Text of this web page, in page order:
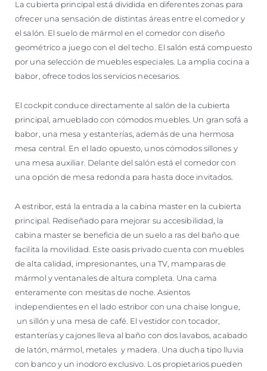
La cubierta principal está dividida en diferentes zonas para
ofrecer una sensación de distintas áreas entre el comedor y
el salón. El suelo de mármol en el comedor con diseño
geométrico a juego con el del techo. El salón está compuesto
por una selección de muebles especiales. La amplia cocina a
babor, ofrece todos los servicios necesarios.
El cockpit conduce directamente al salón de la cubierta
principal, amueblado con cómodos muebles. Un gran sofá a
babor, una mesa y estanterías, además de una hermosa
mesa central. En el lado opuesto, unos cómodos sillones y
una mesa auxiliar. Delante del salón está el comedor con
una opción de mesa redonda para hasta doce invitados.
A estribor, está la entrada a la cabina master en la cubierta
principal. Rediseñado para mejorar su accesibilidad, la
cabina master se beneficia de un suelo a ras del baño que
facilita la movilidad. Este oasis privado cuenta con muebles
de alta calidad, impresionantes, una TV, mamparas de
mármol y ventanales de altura completa. Una cama
enteramente con mesitas de noche. Asientos
independientes en el lado estribor con una chaise longue,
un sillón y una mesa de café. El vestidor con tocador,
estanterías y cajones lleva al baño con dos lavabos, acabado
de latón, mármol, metales y madera. Una ducha tipo lluvia
con banco y un inodoro exclusivo. Los propietarios pueden